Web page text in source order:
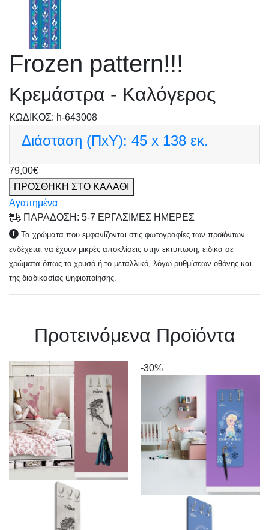
Frozen pattern!!!
Κρεμάστρα - Καλόγερος
KΩΔΙΚΟΣ: h-643008
Διάσταση (ΠxΥ): 45 x 138 εκ.
79,00€
ΠΡΟΣΘΗΚΗ ΣΤΟ ΚΑΛΑΘΙ
Αγαπημένα
ΠΑΡΑΔΟΣΗ: 5-7 ΕΡΓΑΣΙΜΕΣ ΗΜΕΡΕΣ
Τα χρώματα που εμφανίζονται στις φωτογραφίες των προϊόντων
ενδέχεται να έχουν μικρές αποκλίσεις στην εκτύπωση, ειδικά σε
χρώματα όπως το χρυσό ή το μεταλλικό, λόγω ρυθμίσεων οθόνης και
της διαδικασίας ψηφιοποίησης.
Πρoτεινόμενα Προϊόντα
-30%